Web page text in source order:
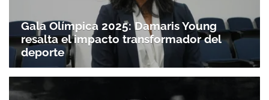
Gala Olímpica 2025: Damaris Young
resalta el impacto transformador del
deporte